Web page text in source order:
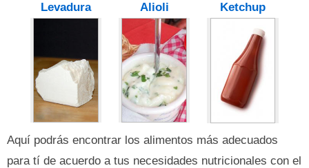
Levadura Alioli Ketchup
Aquí podrás encontrar los alimentos más adecuados
para tí de acuerdo a tus necesidades nutricionales con el